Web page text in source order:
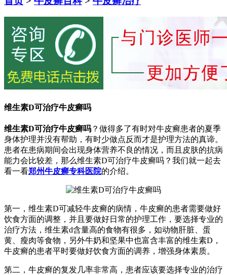
维生素D可治疗牛皮癣吗
维生素D可治疗牛皮癣吗 ？做得多了有时对牛皮癣患者的夏季
身体护理并没有帮助，有时少做点反而才是护理方法的真谛。
患者在患病期间会出现身体营养不良的情况，而且皮肤的抗病
能力会比较差，那么维生素D可治疗牛皮癣吗？我们就一起去
看一看郑州牛皮癣专科医院的介绍。
第一，维生素D可减轻牛皮癣的病情，牛皮癣的患者需要做好
饮食方面的调整，并且要做好日常的护理工作，要选择专业的
治疗方法，维生素d含量高的食物有很多，如动物肝脏、蛋
黄、瘦肉等食物，另外牛奶和坚果中也富含丰富的维生素D，
牛皮癣的患者平时要做好饮食方面的调养，增强身体素质。
第二，牛皮癣的复发几率非常高，患者应该要选择专业的治疗